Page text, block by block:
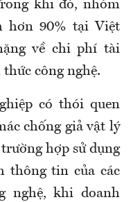
khi đó, nhóm
hơn 90% tại Việt
về chi phí tài
công nghệ.
có thói quen
chống giả vật lý
hợp sử dụng
thông tin của các
nghệ, khi doanh